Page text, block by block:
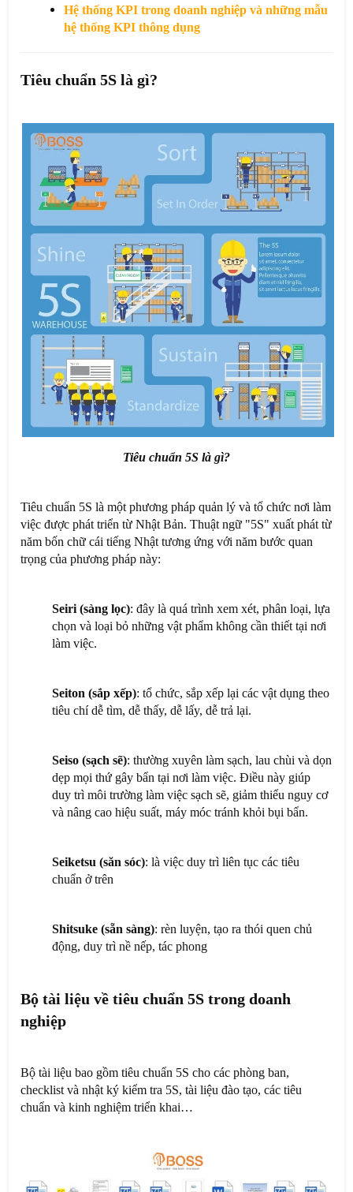
Hệ thống KPI trong doanh nghiệp và những mẫu
hệ thống KPI thông dụng
Tiêu chuẩn 5S là gì?
Tiêu chuẩn 5S là gì?
Tiêu chuẩn 5S là một phương pháp quản lý và tổ chức nơi làm
việc được phát triển từ Nhật Bản. Thuật ngữ "5S" xuất phát từ
năm bốn chữ cái tiếng Nhật tương ứng với năm bước quan
trọng của phương pháp này:
Seiri (sàng lọc): đây là quá trình xem xét, phân loại, lựa
chọn và loại bỏ những vật phẩm không cần thiết tại nơi
làm việc.
Seiton (sắp xếp): tổ chức, sắp xếp lại các vật dụng theo
tiêu chí dễ tìm, dễ thấy, dễ lấy, dễ trả lại.
Seiso (sạch sẽ): thường xuyên làm sạch, lau chùi và dọn
dẹp mọi thứ gây bẩn tại nơi làm việc. Điều này giúp
duy trì môi trường làm việc sạch sẽ, giảm thiểu nguy cơ
và nâng cao hiệu suất, máy móc tránh khỏi bụi bẩn.
Seiketsu (săn sóc): là việc duy trì liên tục các tiêu
chuẩn ở trên
Shitsuke (sẵn sàng): rèn luyện, tạo ra thói quen chủ
động, duy trì nề nếp, tác phong
Bộ tài liệu về tiêu chuẩn 5S trong doanh
nghiệp
Bộ tài liệu bao gồm tiêu chuẩn 5S cho các phòng ban,
checklist và nhật ký kiểm tra 5S, tài liệu đào tạo, các tiêu
chuẩn và kinh nghiệm triển khai…